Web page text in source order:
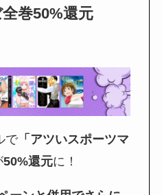
巻50%還元
で「アツいスポーツマ
50%還元に！